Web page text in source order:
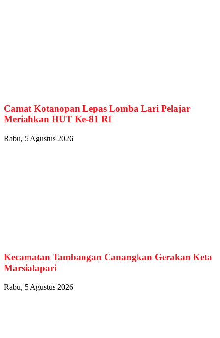
Camat Kotanopan Lepas Lomba Lari Pelajar
Meriahkan HUT Ke-81 RI
Rabu, 5 Agustus 2026
Kecamatan Tambangan Canangkan Gerakan Keta
Marsialapari
Rabu, 5 Agustus 2026